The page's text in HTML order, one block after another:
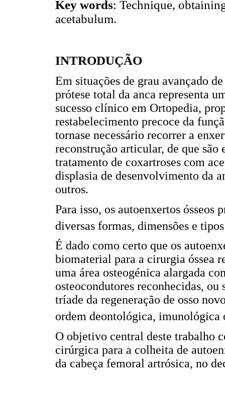
Key words: Technique,
acetabulum.
INTRODUÇÃO
Em situações de grau avançado
prótese total da anca representa
sucesso clínico em Ortopedia,
restabelecimento precoce da
tornase necessário recorrer a
reconstrução articular, de que são
tratamento de coxartroses com
displasia de desenvolvimento da
outros.
Para isso, os autoenxertos ósseos
diversas formas, dimensões e
É dado como certo que os
biomaterial para a cirurgia óssea
uma área osteogénica alargada
osteocondutores reconhecidas,
tríade da regeneração de osso
ordem deontológica, imunológica
O objetivo central deste trabalho
cirúrgica para a colheita de
da cabeça femoral artrósica, no